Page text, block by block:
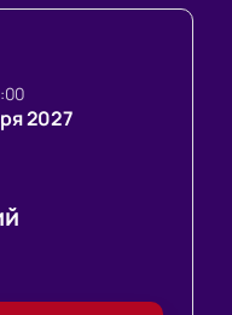
2027